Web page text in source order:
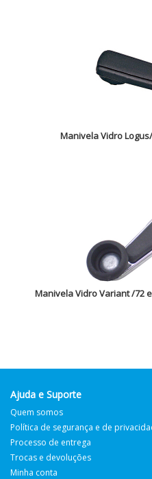
Manivela Vidro
Manivela Vidro Variant /72
Ajuda e Suporte
Quem somos
Política de segurança e de
Processo de entrega
Trocas e devoluções
Minha conta